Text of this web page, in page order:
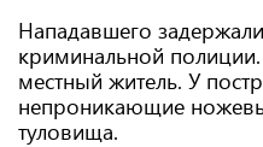
Нападавшего
криминальной
местный житель. У
непроникающие
туловища.